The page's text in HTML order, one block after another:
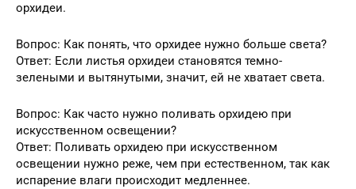
орхидеи.
Вопрос: Как понять, что орхидее нужно больше света?
Ответ: Если листья орхидеи становятся темно-
зелеными и вытянутыми, значит, ей не хватает света.
Вопрос: Как часто нужно поливать орхидею при
искусственном освещении?
Ответ: Поливать орхидею при искусственном
освещении нужно реже, чем при естественном, так как
испарение влаги происходит медленнее.